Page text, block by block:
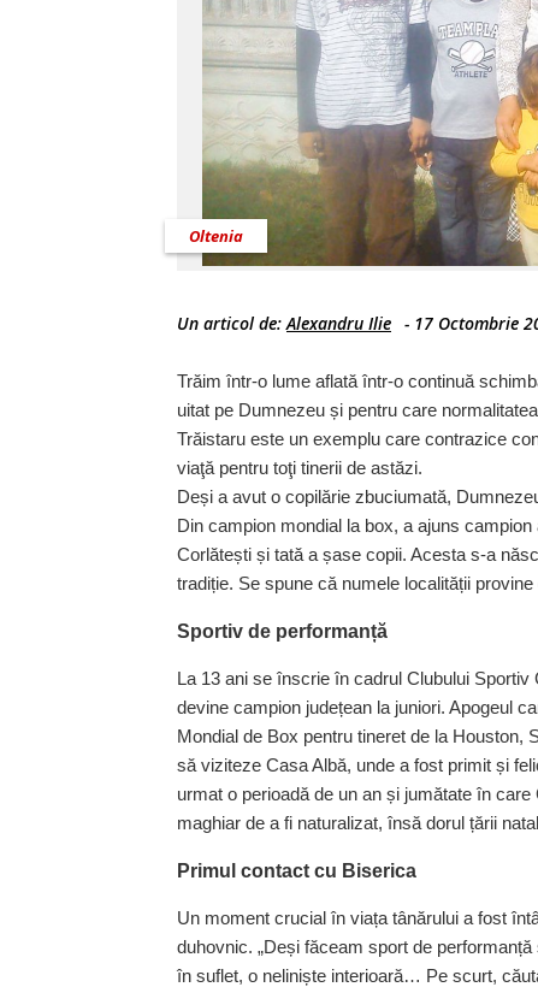
Oltenia
Un articol de:Alexandru Ilie - 17 Octombrie
Trăim într-o lume aflată într-o continuă
uitat pe Dumnezeu și pentru care
Trăistaru este un exemplu care contrazice
viaţă pentru toţi tinerii de astăzi.
Deși a avut o copilărie zbuciumată,
Din campion mondial la box, a ajuns
Corlătești și tată a șase copii. Acesta s-a
tradiție. Se spune că numele localității
Sportiv de performanță
La 13 ani se înscrie în cadrul Clubului
devine campion județean la juniori. Apogeul
Mondial de Box pentru tineret de la Houston,
să viziteze Casa Albă, unde a fost primit și
urmat o perioadă de un an și jumătate în
maghiar de a fi naturalizat, însă dorul țării
Primul contact cu Biserica
Un moment crucial în viața tânărului a fost
duhovnic. „Deși făceam sport de
în suflet, o neliniște interioară… Pe scurt,